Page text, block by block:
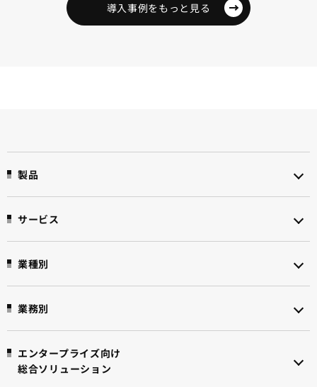
導入事例をもっと見る
製品
サービス
業種別
業務別
エンタープライズ向け
総合ソリューション